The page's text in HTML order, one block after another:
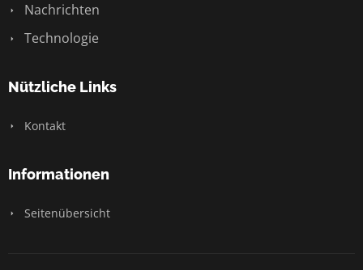
Nachrichten
Technologie
Nützliche Links
Kontakt
Informationen
Seitenübersicht